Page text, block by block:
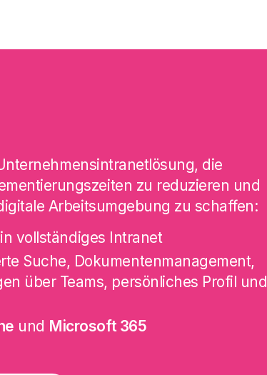
die
zu reduzieren und
Arbeitsumgebung zu schaffen:
vollständiges Intranet
Suche, Dokumentenmanagement,
über Teams, persönliches Profil und
und Microsoft 365